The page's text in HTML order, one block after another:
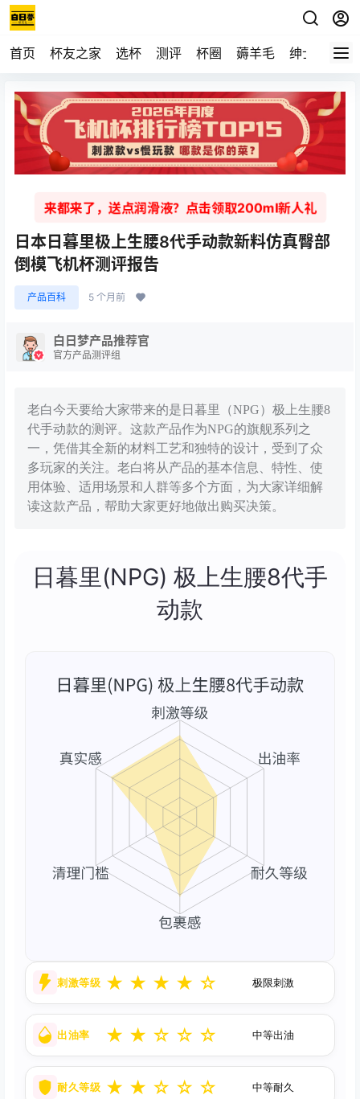
首页 杯友之家 选杯 测评 杯圈 薅羊毛 绅士 视频
来都来了，送点润滑液？点击领取200ml新人礼
日本日暮里极上生腰8代手动款新料仿真臀部
倒模飞机杯测评报告
产品百科 5 个月前
白日梦产品推荐官
官方产品测评组
老白今天要给大家带来的是日暮里（NPG）极上生腰8
代手动款的测评。这款产品作为NPG的旗舰系列之
一，凭借其全新的材料工艺和独特的设计，受到了众
多玩家的关注。老白将从产品的基本信息、特性、使
用体验、适用场景和人群等多个方面，为大家详细解
读这款产品，帮助大家更好地做出购买决策。
日暮里(NPG) 极上生腰8代手
动款
刺激等级 ★ ★ ★ ★ ☆ 极限刺激
出油率 ★ ★ ☆ ☆ ☆ 中等出油
耐久等级 ★ ★ ☆ ☆ ☆ 中等耐久